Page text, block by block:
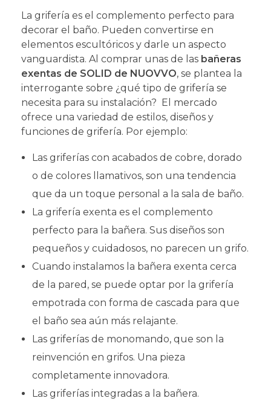
La grifería es el complemento perfecto para
decorar el baño. Pueden convertirse en
elementos escultóricos y darle un aspecto
vanguardista. Al comprar unas de las bañeras
exentas de SOLID de NUOVVO, se plantea la
interrogante sobre ¿qué tipo de grifería se
necesita para su instalación? El mercado
ofrece una variedad de estilos, diseños y
funciones de grifería. Por ejemplo:
Las griferías con acabados de cobre, dorado
o de colores llamativos, son una tendencia
que da un toque personal a la sala de baño.
La grifería exenta es el complemento
perfecto para la bañera. Sus diseños son
pequeños y cuidadosos, no parecen un grifo.
Cuando instalamos la bañera exenta cerca
de la pared, se puede optar por la grifería
empotrada con forma de cascada para que
el baño sea aún más relajante.
Las griferías de monomando, que son la
reinvención en grifos. Una pieza
completamente innovadora.
Las griferías integradas a la bañera.